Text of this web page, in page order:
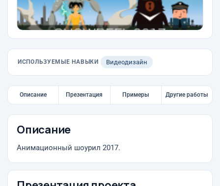
ИСПОЛЬЗУЕМЫЕ НАВЫКИ Видеодизайн
Описание Презентация Примеры Другие работы
Описание
Анимационный шоурил 2017.